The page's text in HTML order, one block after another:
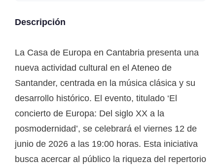
Descripción
La Casa de Europa en Cantabria presenta una
nueva actividad cultural en el Ateneo de
Santander, centrada en la música clásica y su
desarrollo histórico. El evento, titulado ‘El
concierto de Europa: Del siglo XX a la
posmodernidad’, se celebrará el viernes 12 de
junio de 2026 a las 19:00 horas. Esta iniciativa
busca acercar al público la riqueza del repertorio